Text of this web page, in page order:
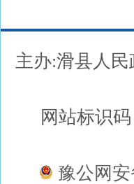
主办:滑县人
网站标识码
豫公网安